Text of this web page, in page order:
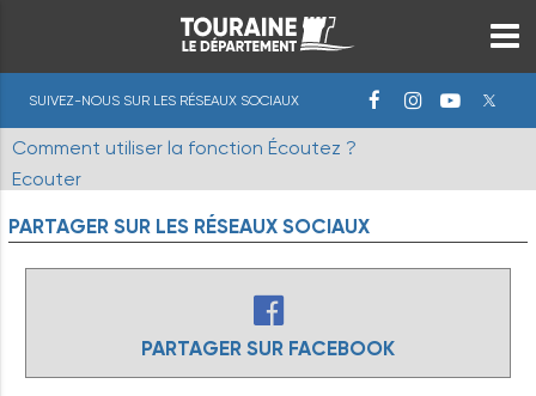
SUIVEZ-NOUS SUR LES RÉSEAUX SOCIAUX
Comment utiliser la fonction Écoutez ?
Ecouter
PARTAGER SUR LES RÉSEAUX SOCIAUX
PARTAGER SUR FACEBOOK